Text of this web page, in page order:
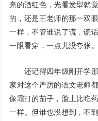
亮的酒红色，光看发型就
的，还是王老师的那一双
一样，不管谁说了谎，谎
一眼看穿，一点儿没夸张。
还记得四年级刚开学那
家对这个严厉的语文老师
像霜打的茄子，脸上比吃
一样。但谁也没想到，不